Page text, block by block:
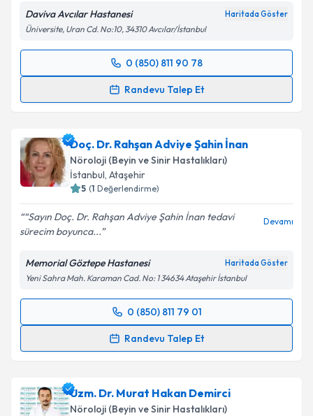
Kişisel verilerimin işlenmesine ilişkin
Metni'ni okudum ve kişisel verilerimin belirtilen
kapsamda işlenmesini kabul ediyorum.
Takvim Talebini Gönder
Daviva Avcılar Hastanesi Haritada Göster
Üniversite, Uran Cd. No:10, 34310 Avcılar/İstanbul
0 (850) 811 90 78
Randevu Talep Et
Randevu Takvimi Talebi
takvim hazırlandığında e-posta ile bilgilendireceğiz.
E-posta Adresiniz
Kişisel verilerimin işlenmesine ilişkin
kapsamda işlenmesini kabul ediyorum.
Takvim Talebini Gönder
Doç. Dr. Rahşan Adviye Şahin İnan
Nöroloji (Beyin ve Sinir Hastalıkları)
İstanbul, Ataşehir
5 (1 Değerlendirme)
“Sayın Doç. Dr. Rahşan Adviye Şahin İnan tedavi
sürecim boyunca...
Devamı
Memorial Göztepe Hastanesi Haritada Göster
Yeni Sahra Mah. Karaman Cad. No: 1 34634 Ataşehir İstanbul
0 (850) 811 79 01
Randevu Talep Et
Randevu Takvimi Talebi
almanız için bir takvim hazırlandığında e-posta ile
bilgilendireceğiz.
Uzm. Dr. Murat Hakan Demirci
Nöroloji (Beyin ve Sinir Hastalıkları)